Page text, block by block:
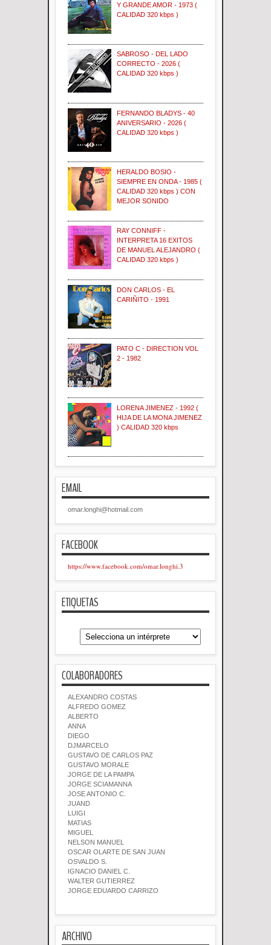
Y GRANDE AMOR - 1973 (
CALIDAD 320 kbps )
SABROSO - DEL LADO
CORRECTO - 2026 (
CALIDAD 320 kbps )
FERNANDO BLADYS - 40
ANIVERSARIO - 2026 (
CALIDAD 320 kbps )
HERALDO BOSIO -
SIEMPRE EN ONDA - 1985 (
CALIDAD 320 kbps ) CON
MEJOR SONIDO
RAY CONNIFF -
INTERPRETA 16 EXITOS
DE MANUEL ALEJANDRO (
CALIDAD 320 kbps )
DON CARLOS - EL
CARIÑITO - 1991
PATO C - DIRECTION VOL
2 - 1982
LORENA JIMENEZ - 1992 (
HIJA DE LA MONA JIMENEZ
) CALIDAD 320 kbps
EMAIL
omar.longhi@hotmail.com
FACEBOOK
https://www.facebook.com/omar.longhi.3
ETIQUETAS
COLABORADORES
ALEXANDRO COSTAS
ALFREDO GOMEZ
ALBERTO
ANNA
DIEGO
DJMARCELO
GUSTAVO DE CARLOS PAZ
GUSTAVO MORALE
JORGE DE LA PAMPA
JORGE SCIAMANNA
JOSE ANTONIO C.
JUAND
LUIGI
MATIAS
MIGUEL
NELSON MANUEL
OSCAR OLARTE DE SAN JUAN
OSVALDO S.
IGNACIO DANIEL C.
WALTER GUTIERREZ
JORGE EDUARDO CARRIZO
ARCHIVO